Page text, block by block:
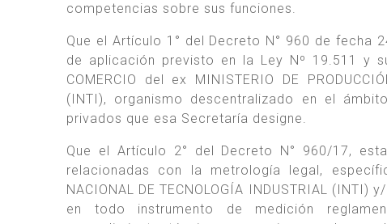
competencias sobre sus funciones.
Que el Artículo 1° del Decreto N° 960 de fecha
de aplicación previsto en la Ley Nº 19.511 y
COMERCIO del ex MINISTERIO DE
(INTI), organismo descentralizado en el
privados que esa Secretaría designe.
Que el Artículo 2° del Decreto N° 960/17,
relacionadas con la metrología legal,
NACIONAL DE TECNOLOGÍA INDUSTRIAL
en todo instrumento de medición